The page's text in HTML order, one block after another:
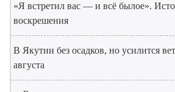
«Я встретил вас — и всё былое».
воскрешения
В Якутии без осадков, но усилится
августа